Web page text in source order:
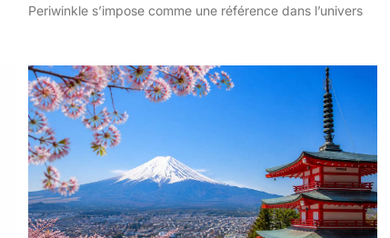
Periwinkle s’impose comme une référence dans l’univers